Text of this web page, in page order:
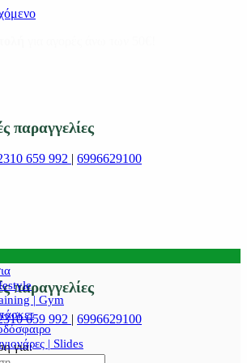
παραγγελίες
659 992 | 6996629100
παραγγελίες
659 992 | 6996629100
για:
| Gym
| Slides